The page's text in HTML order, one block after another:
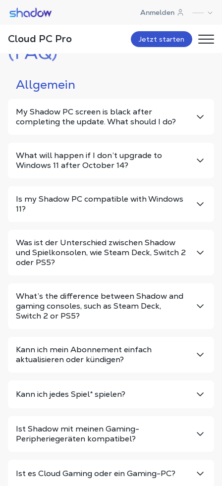
Shadow.tech Anmelden
Cloud PC Pro Jetzt starten
Contact FAQ Newsletter
Häufig gestellte Fragen
(FAQ)
Allgemein
My Shadow PC screen is black after
completing the update. What should I do?
What will happen if I don’t upgrade to
Windows 11 after October 14?
Is my Shadow PC compatible with Windows
11?
Was ist der Unterschied zwischen Shadow
und Spielkonsolen, wie Steam Deck, Switch 2
oder PS5?
What’s the difference between Shadow and
gaming consoles, such as Steam Deck,
Switch 2 or PS5?
Kann ich mein Abonnement einfach
aktualisieren oder kündigen?
Kann ich jedes Spiel*spielen?
Ist Shadow mit meinen Gaming-
Peripheriegeräten kompatibel?
Ist es Cloud Gaming oder ein Gaming-PC?